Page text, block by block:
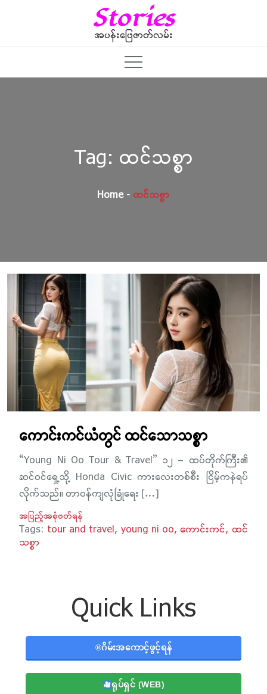
Stories
အပန်းဖြေဇာတ်လမ်း
Tag: ထင်သစ္စာ
Home ထင်သစ္စာ
ကောင်းကင်ယံတွင် ထင်သောသစ္စာ
“Young Ni Oo Tour & Travel” ၁၂ – ထပ်တိုက်ကြီး၏
ဆင်ဝင်ရှေ့သို့ Honda Civic ကားလေးတစ်စီး ငြိမ့်ကနဲရပ်
လိုက်သည်။ တာဝန်ကျလုံခြုံရေး […]
အပြည့်အစုံဖတ်ရန်
Tags: tour and travel young ni oo ကောင်းကင် ထင်
သစ္စာ
Quick Links
®️ဂိမ်းအကောင့်ဖွင့်ရန်
ရုပ်ရှင် (WEB)